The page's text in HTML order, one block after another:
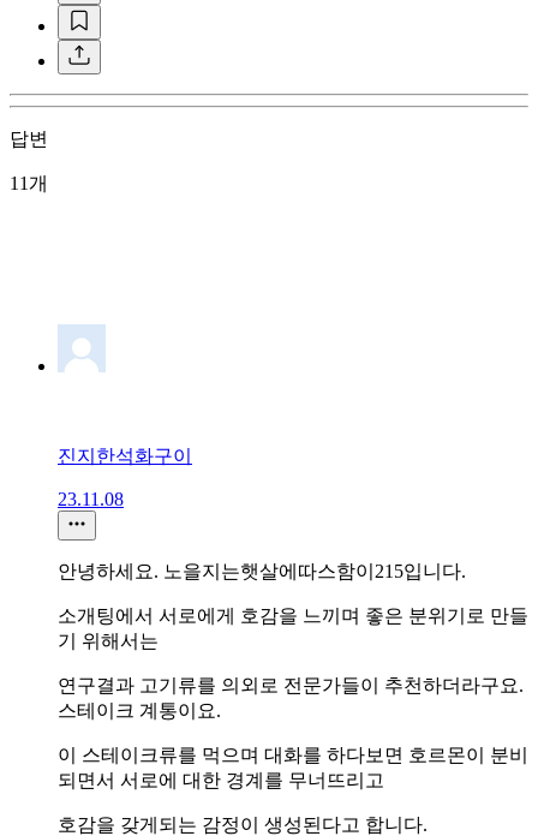
답변
11개
진지한석화구이
23.11.08
안녕하세요. 노을지는햇살에따스함이215입니다.
소개팅에서 서로에게 호감을 느끼며 좋은 분위기로 만들
기 위해서는
연구결과 고기류를 의외로 전문가들이 추천하더라구요.
스테이크 계통이요.
이 스테이크류를 먹으며 대화를 하다보면 호르몬이 분비
되면서 서로에 대한 경계를 무너뜨리고
호감을 갖게되는 감정이 생성된다고 합니다.